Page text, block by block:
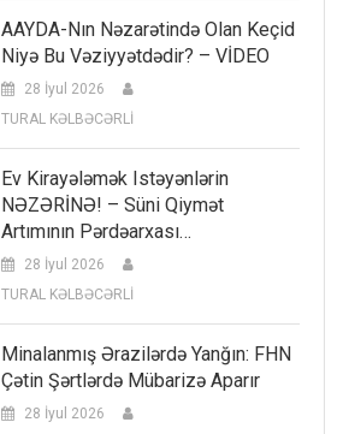
AAYDA-Nın Nəzarətində Olan Keçid
Niyə Bu Vəziyyətdədir? – VİDEO
28 İyul 2026
TURAL KƏLBƏCƏRLİ
Ev Kirayələmək Istəyənlərin
NƏZƏRİNƏ! – Süni Qiymət
Artımının Pərdəarxası…
28 İyul 2026
TURAL KƏLBƏCƏRLİ
Minalanmış Ərazilərdə Yanğın: FHN
Çətin Şərtlərdə Mübarizə Aparır
28 İyul 2026